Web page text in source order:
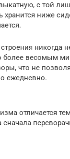
с той
хранится ниже
никогда
более весомым
что не
ежедневно.
отличается
сначала